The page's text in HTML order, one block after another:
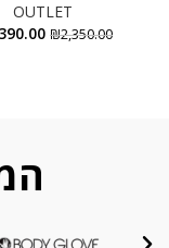
OUTLET
₪2,350.00